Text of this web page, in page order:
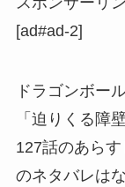
[ad#ad-2]
ドラゴンボー
「迫りくる障
127話のあら
のネタバレは